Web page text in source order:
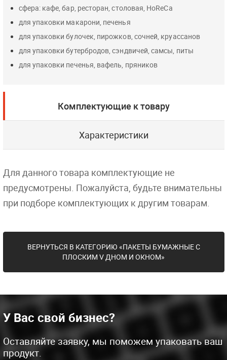
сфера: кафе, бар, ресторан, столовая, HoReCa
для упаковки макарони, печенья
для упаковки булочек, пирожков, сочней, круассанов
для упаковки бутербродов, сэндвичей, самсы, питы
для упаковки печенья, вафель, пряников
Комплектующие к товару
Характеристики
Для данного товара комплектующие не
предусмотрены. Пожалуйста, будьте внимательны
при подборе комплектующих к другим товарам.
ВЕРНУТЬСЯ В КАТЕГОРИЮ «ПАКЕТЫ БУМАЖНЫЕ С
ПЛОСКИМ V ДНОМ И ОКНОМ»
У Вас свой бизнес?
Оставляйте заявку, мы поможем упаковать ваш
продукт.